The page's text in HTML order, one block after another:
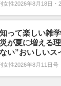
女性2026年8月18日・
知って楽しい雑
が夏に増える
い”おいしいス
女性2026年8月11日号